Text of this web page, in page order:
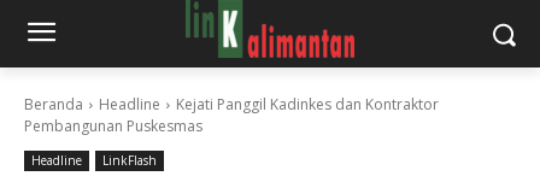
Beranda Headline
Kejati Panggil Kadinkes dan Kontraktor
Pembangunan Puskesmas
Headline LinkFlash